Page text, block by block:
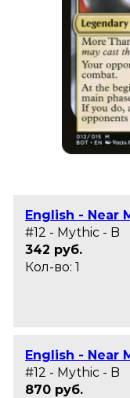
English - Near
#12 - Mythic - B
342 руб.
Кол-во: 1
English - Near
#12 - Mythic - B
870 руб.